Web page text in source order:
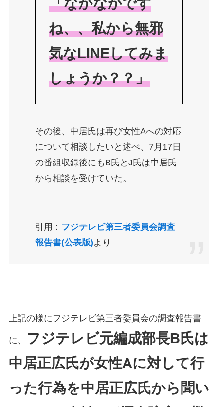
「なかなかです
ね、、私から無邪
気なLINEしてみま
しょうか？？」
その後、中居氏は再び女性Aへの対応
について相談したいと述べ、7月17日
の番組収録後にもB氏とJ氏は中居氏
から相談を受けていた。
引用： フジテレビ第三者委員会調査
報告書(公表版)より
上記の様にフジテレビ第三者委員会の調査報告書
に、
フジテレビ元編成部長B氏は
中居正広氏が女性Aに対して行
った行為を中居正広氏から聞い